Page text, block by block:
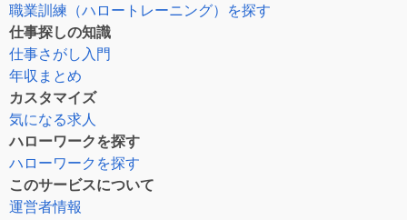
職業訓練（ハロートレーニング）を探す
仕事探しの知識
仕事さがし入門
年収まとめ
カスタマイズ
気になる求人
ハローワークを探す
ハローワークを探す
このサービスについて
運営者情報